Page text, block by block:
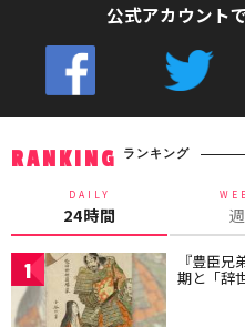
公式アカウント
RANKING ランキング
DAILY
24時間
1 『豊臣
期と「辞